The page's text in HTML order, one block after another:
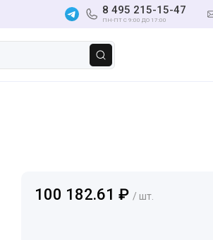
8 495 215-15-47
ПН-ПТ С 9:00 ДО 17:00
100 182.61 ₽ / шт.